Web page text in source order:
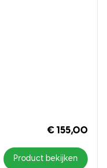
€ 155,00
Product bekijken